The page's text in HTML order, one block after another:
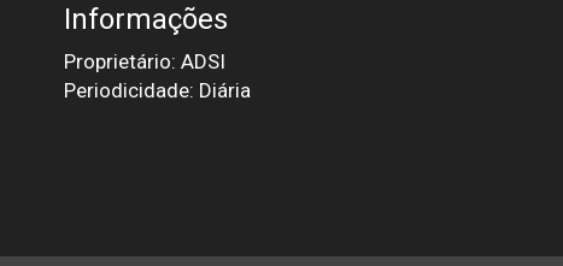
Informações
Proprietário: ADSI
Periodicidade: Diária